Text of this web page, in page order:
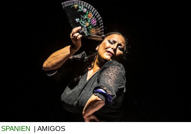
| AMIGOS